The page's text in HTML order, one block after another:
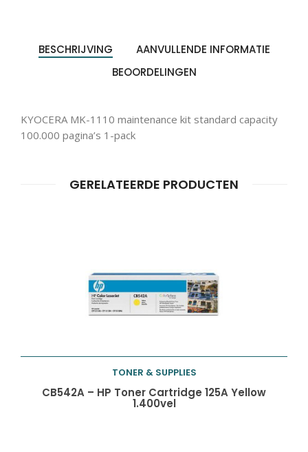
BESCHRIJVING
AANVULLENDE INFORMATIE
BEOORDELINGEN
KYOCERA MK-1110 maintenance kit standard capacity
100.000 pagina’s 1-pack
GERELATEERDE PRODUCTEN
Toevoegen aan
TONER & SUPPLIES
CB542A – HP Toner Cartridge 125A Yellow
1.400vel